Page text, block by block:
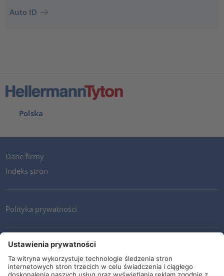
Auto ID
Polska
Dane firmy
Indeks stron
Polityka prywatności
Kontakt